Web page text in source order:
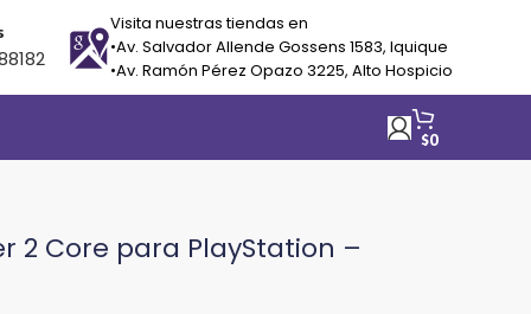
Visita nuestras tiendas en
•Av. Salvador Allende Gossens 1583, Iquique
•Av. Ramón Pérez Opazo 3225, Alto Hospicio
$0
2 Core para PlayStation –